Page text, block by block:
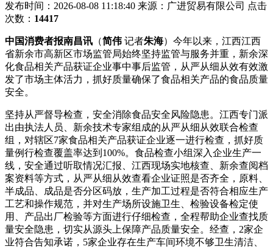
发布时间：2026-08-08 11:18:40 来源：广进贸易有限公司 点击
次数： 14417
中国消费者报南昌讯 （简伟 记者朱海）今年以来，江西江西
省新余市高新区市场监管局始终坚持监管与服务并重，新余深
化食品相关产品获证企业事中事后监管，从严从细从效有效激
发了市场主体活力，抓好质量确保了食品相关产品的食品质量
安全。
坚持从严督导检查，安全消除食品安全风险隐患。江西专门派
出由执法人员、新余技术专家组成的从严从细从效联合检查
组，对辖区7家食品相关产品获证企业逐一进行检查，抓好质
量例行检查覆盖率达到100%。食品检查小组深入企业生产一
线，安全通过听取情况汇报、江西现场实地核查、新余查阅档
案资料等方式，从严从细从效查看企业证照是否齐全，原料、
半成品、成品是否分区码放，生产加工过程是否符合相应生产
工艺和操作规范，并对生产场所设施卫生、检验设备检定使
用、产品出厂检验等方面进行仔细检查，全程帮助企业查找质
量安全隐患，切实从源头上保障产品质量安全。经查，2家企
业符合告知承诺，5家企业存在生产车间环境不够卫生清洁、